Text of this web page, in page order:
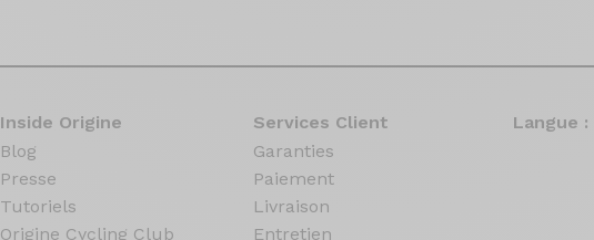
Inside Origine
Blog
Presse
Tutoriels
Origine Cycling Club
Services Client
Garanties
Paiement
Livraison
Entretien
Langue :